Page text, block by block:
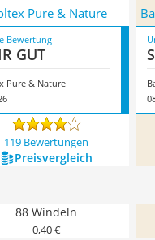
Pure & Nature
Bewertung
GUT
Pure & Nature
119 Bewertungen
Preis­vergleich
88 Windeln
0,40 €